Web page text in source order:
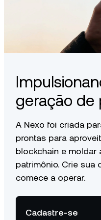
geração de
A Nexo foi criada
prontas para
blockchain e moldar
patrimônio. Crie sua
comece a operar.
Cadastre-se